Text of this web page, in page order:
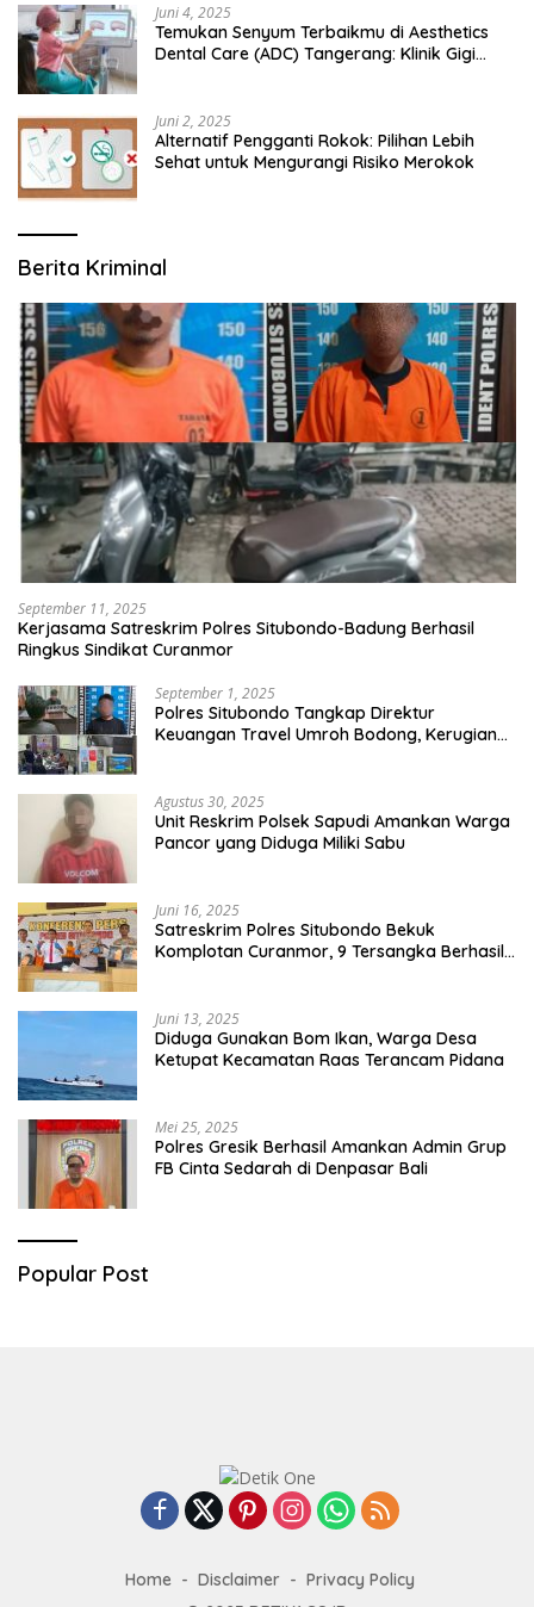
Juni 4, 2025
Temukan Senyum Terbaikmu di Aesthetics
Dental Care (ADC) Tangerang: Klinik Gigi
Juni 2, 2025
Alternatif Pengganti Rokok: Pilihan Lebih
Sehat untuk Mengurangi Risiko Merokok
Berita Kriminal
September 11, 2025
Kerjasama Satreskrim Polres Situbondo-Badung Berhasil
Ringkus Sindikat Curanmor
September 1, 2025
Polres Situbondo Tangkap Direktur
Keuangan Travel Umroh Bodong, Kerugian
Agustus 30, 2025
Unit Reskrim Polsek Sapudi Amankan Warga
Pancor yang Diduga Miliki Sabu
Juni 16, 2025
Satreskrim Polres Situbondo Bekuk
Komplotan Curanmor, 9 Tersangka Berhasil
Juni 13, 2025
Diduga Gunakan Bom Ikan, Warga Desa
Ketupat Kecamatan Raas Terancam Pidana
Mei 25, 2025
Polres Gresik Berhasil Amankan Admin Grup
FB Cinta Sedarah di Denpasar Bali
Popular Post
Home Disclaimer
Privacy Policy